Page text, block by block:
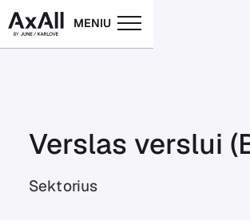
MENIU
Verslas verslui
Sektorius